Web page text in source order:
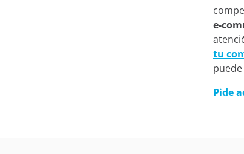
e-
tu
Pide